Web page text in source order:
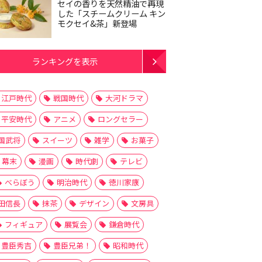
セイの香りを天然精油で再現
した「スチームクリーム キン
モクセイ&茶」新登場
ランキングを表示
江戸時代 戦国時代
大河ドラマ
平安時代
アニメ
ロングセラー
武将
スイーツ 雑学
お菓子
幕末
漫画 時代劇
テレビ
べらぼう
明治時代
徳川家康
信長
抹茶 デザイン
文房具
フィギュア
展覧会
鎌倉時代
豊臣秀吉
豊臣兄弟！
昭和時代